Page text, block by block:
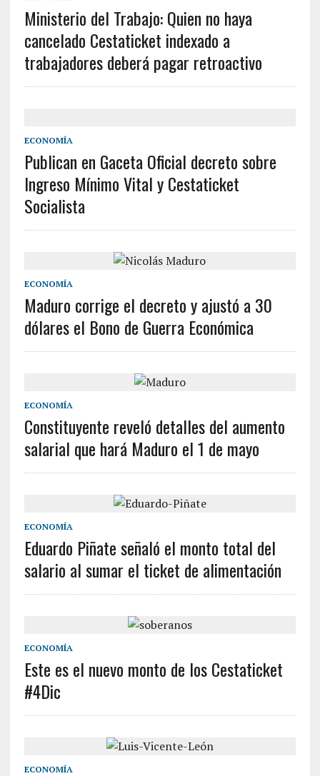
Ministerio del Trabajo: Quien no haya
cancelado Cestaticket indexado a
trabajadores deberá pagar retroactivo
ECONOMÍA
Publican en Gaceta Oficial decreto sobre
Ingreso Mínimo Vital y Cestaticket
Socialista
ECONOMÍA
Maduro corrige el decreto y ajustó a 30
dólares el Bono de Guerra Económica
ECONOMÍA
Constituyente reveló detalles del aumento
salarial que hará Maduro el 1 de mayo
ECONOMÍA
Eduardo Piñate señaló el monto total del
salario al sumar el ticket de alimentación
ECONOMÍA
Este es el nuevo monto de los Cestaticket
#4Dic
ECONOMÍA